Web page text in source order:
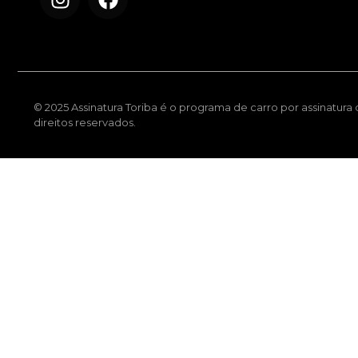
© 2025 Assinatura Toriba é o programa de carro por assinatura
direitos reservados.